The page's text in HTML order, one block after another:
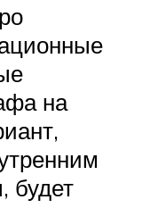
на
будет